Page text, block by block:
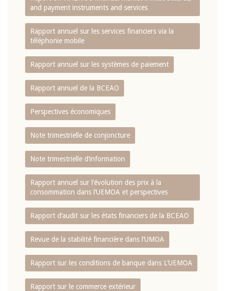
and payment instruments and services
Rapport annuel sur les services financiers via la
téléphonie mobile
Rapport annuel sur les systèmes de paiement
Rapport annuel de la BCEAO
Perspectives économiques
Note trimestrielle de conjoncture
Note trimestrielle d‘information
Rapport annuel sur l‘évolution des prix à la
consommation dans l‘UEMOA et perspectives
Rapport d‘audit sur les états financiers de la BCEAO
Revue de la stabilité financière dans l‘UMOA
Rapport sur les conditions de banque dans L‘UEMOA
Rapport sur le commerce extérieur